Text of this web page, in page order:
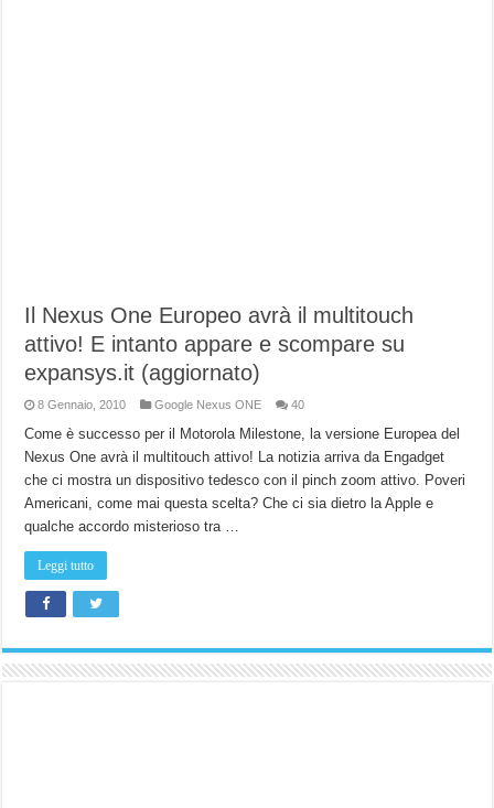
Il Nexus One Europeo avrà il multitouch
attivo! E intanto appare e scompare su
expansys.it (aggiornato)
8 Gennaio, 2010 Google Nexus ONE 40
Come è successo per il Motorola Milestone, la versione Europea del
Nexus One avrà il multitouch attivo! La notizia arriva da Engadget
che ci mostra un dispositivo tedesco con il pinch zoom attivo. Poveri
Americani, come mai questa scelta? Che ci sia dietro la Apple e
qualche accordo misterioso tra …
Leggi tutto